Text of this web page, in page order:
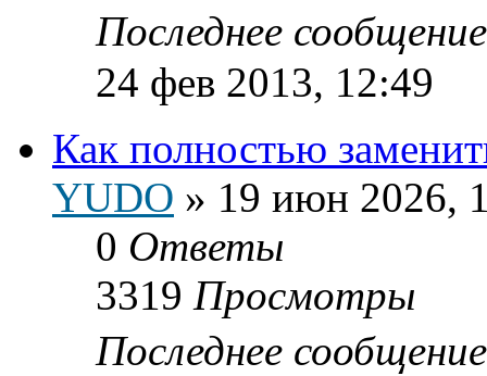
Последнее
24 фев 2013, 12:49
Как полностью
YUDO » 19 июн 2026,
0 Ответы
3319 Просмотры
Последнее